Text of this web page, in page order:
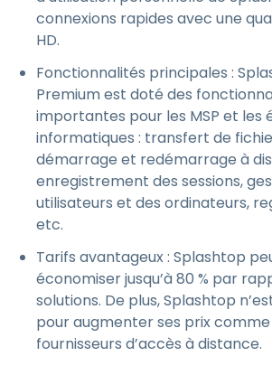
connexions rapides avec une
HD.
Fonctionnalités principales :
Premium est doté des
importantes pour les MSP et les
informatiques : transfert de
démarrage et redémarrage à
enregistrement des sessions,
utilisateurs et des ordinateurs,
etc.
Tarifs avantageux : Splashtop
économiser jusqu’à 80 % par
solutions. De plus, Splashtop
pour augmenter ses prix
fournisseurs d’accès à distance.